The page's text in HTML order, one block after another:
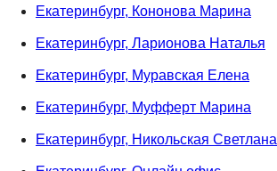
Екатеринбург, Кононова Марина
Екатеринбург, Ларионова Наталья
Екатеринбург, Муравская Елена
Екатеринбург, Муфферт Марина
Екатеринбург, Никольская Светлана